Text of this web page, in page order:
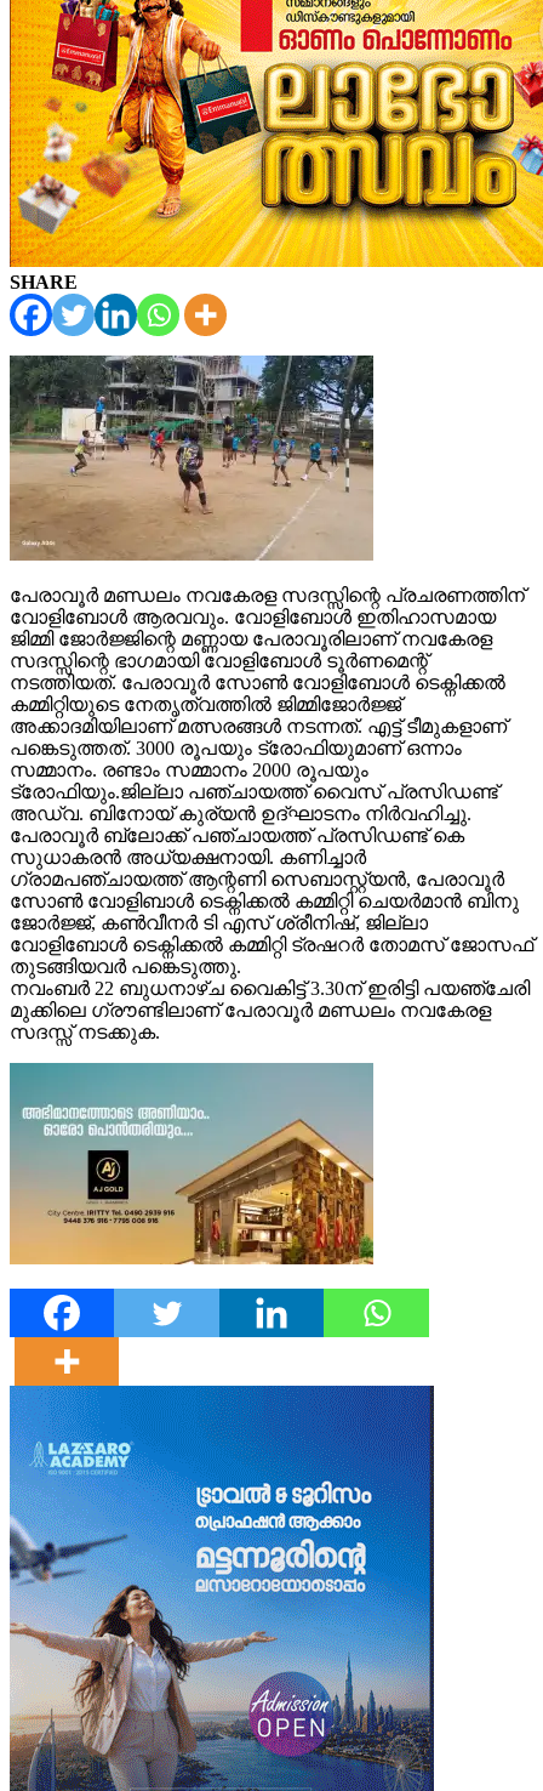
SHARE
പേരാവൂർ മണ്ഡലം നവകേരള സദസ്സിന്റെ പ്രചരണത്തിന്
വോളിബോൾ ആരവവും. വോളിബോൾ ഇതിഹാസമായ
ജിമ്മി ജോർജ്ജിന്റെ മണ്ണായ പേരാവൂരിലാണ് നവകേരള
സദസ്സിന്റെ ഭാഗമായി വോളിബോൾ ടൂർണമെന്റ്
നടത്തിയത്. പേരാവൂർ സോൺ വോളിബോൾ ടെക്നിക്കൽ
കമ്മിറ്റിയുടെ നേതൃത്വത്തിൽ ജിമ്മിജോർജ്ജ്
അക്കാദമിയിലാണ് മത്സരങ്ങൾ നടന്നത്. എട്ട് ടീമുകളാണ്
പങ്കെടുത്തത്. 3000 രൂപയും ട്രോഫിയുമാണ് ഒന്നാം
സമ്മാനം. രണ്ടാം സമ്മാനം 2000 രൂപയും
ട്രോഫിയും.ജില്ലാ പഞ്ചായത്ത് വൈസ് പ്രസിഡണ്ട്
അഡ്വ. ബിനോയ് കുര്യൻ ഉദ്ഘാടനം നിർവഹിച്ചു.
പേരാവൂർ ബ്ലോക്ക് പഞ്ചായത്ത് പ്രസിഡണ്ട് കെ
സുധാകരൻ അധ്യക്ഷനായി. കണിച്ചാർ
ഗ്രാമപഞ്ചായത്ത് ആന്റണി സെബാസ്റ്റ്യൻ, പേരാവൂർ
സോൺ വോളിബാൾ ടെക്നിക്കൽ കമ്മിറ്റി ചെയർമാൻ ബിനു
ജോർജ്ജ്, കൺവീനർ ടി എസ് ശ്രീനിഷ്, ജില്ലാ
വോളിബോൾ ടെക്നിക്കൽ കമ്മിറ്റി ട്രഷറർ തോമസ് ജോസഫ്
തുടങ്ങിയവർ പങ്കെടുത്തു.
നവംബര്‍ 22 ബുധനാഴ്ച വൈകിട്ട് 3.30ന് ഇരിട്ടി പയഞ്ചേരി
മുക്കിലെ ഗ്രൗണ്ടിലാണ് പേരാവൂര്‍ മണ്ഡലം നവകേരള
സദസ്സ് നടക്കുക.